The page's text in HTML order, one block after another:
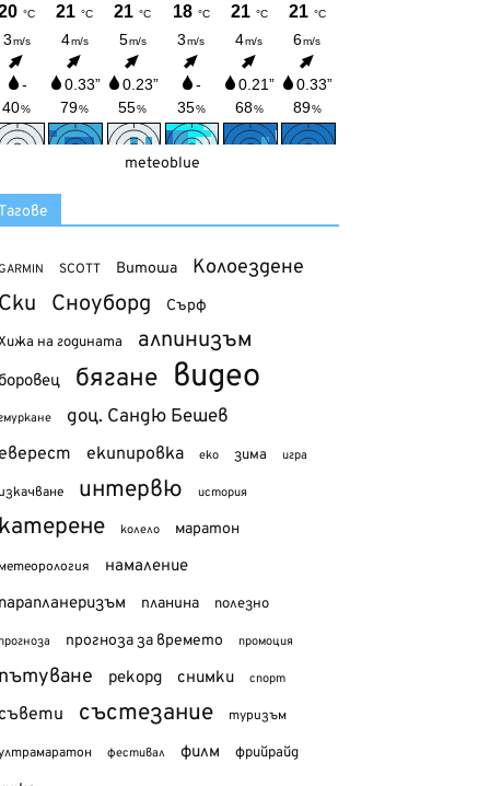
meteoblue
SCOTT Витоша Колоездене
Сноуборд Сърф
на годината алпинизъм
бягане видео
доц. Сандю Бешев
екипировка еко зима игра
интервю история
колело маратон
намаление
планина полезно
прогноза за времето промоция
рекорд снимки спорт
състезание туризъм
фестивал филм фрийрайд